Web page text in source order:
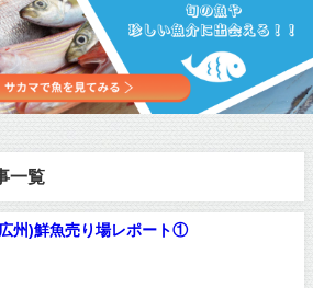
一覧
州)鮮魚売り場レポート①